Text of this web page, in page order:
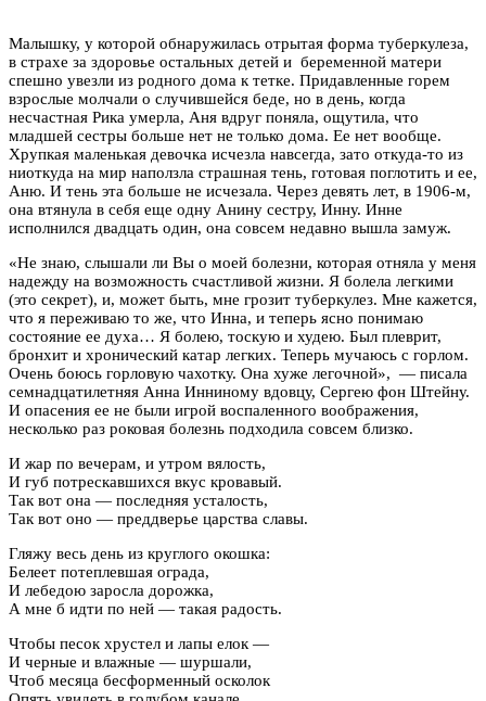
Малышку, у которой обнаружилась отрытая форма туберкулеза,
в страхе за здоровье остальных детей и беременной матери
спешно увезли из родного дома к тетке. Придавленные горем
взрослые молчали о случившейся беде, но в день, когда
несчастная Рика умерла, Аня вдруг поняла, ощутила, что
младшей сестры больше нет не только дома. Ее нет вообще.
Хрупкая маленькая девочка исчезла навсегда, зато откуда-то из
ниоткуда на мир наползла страшная тень, готовая поглотить и ее,
Аню. И тень эта больше не исчезала. Через девять лет, в 1906-м,
она втянула в себя еще одну Анину сестру, Инну. Инне
исполнился двадцать один, она совсем недавно вышла замуж.
«Не знаю, слышали ли Вы о моей болезни, которая отняла у меня
надежду на возможность счастливой жизни. Я болела легкими
(это секрет), и, может быть, мне грозит туберкулез. Мне кажется,
что я переживаю то же, что Инна, и теперь ясно понимаю
состояние ее духа… Я болею, тоскую и худею. Был плеврит,
бронхит и хронический катар легких. Теперь мучаюсь с горлом.
Очень боюсь горловую чахотку. Она хуже легочной», — писала
семнадцатилетняя Анна Инниному вдовцу, Сергею фон Штейну.
И опасения ее не были игрой воспаленного воображения,
несколько раз роковая болезнь подходила совсем близко.
И жар по вечерам, и утром вялость,
И губ потрескавшихся вкус кровавый.
Так вот она — последняя усталость,
Так вот оно — преддверье царства славы.
Гляжу весь день из круглого окошка:
Белеет потеплевшая ограда,
И лебедою заросла дорожка,
А мне б идти по ней — такая радость.
Чтобы песок хрустел и лапы елок —
И черные и влажные — шуршали,
Чтоб месяца бесформенный осколок